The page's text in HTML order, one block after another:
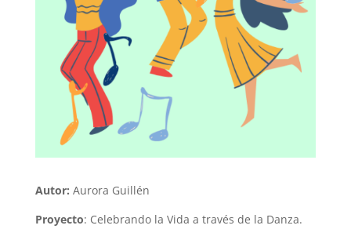
Autor: Aurora Guillén
Proyecto: Celebrando la Vida a través de la Danza.